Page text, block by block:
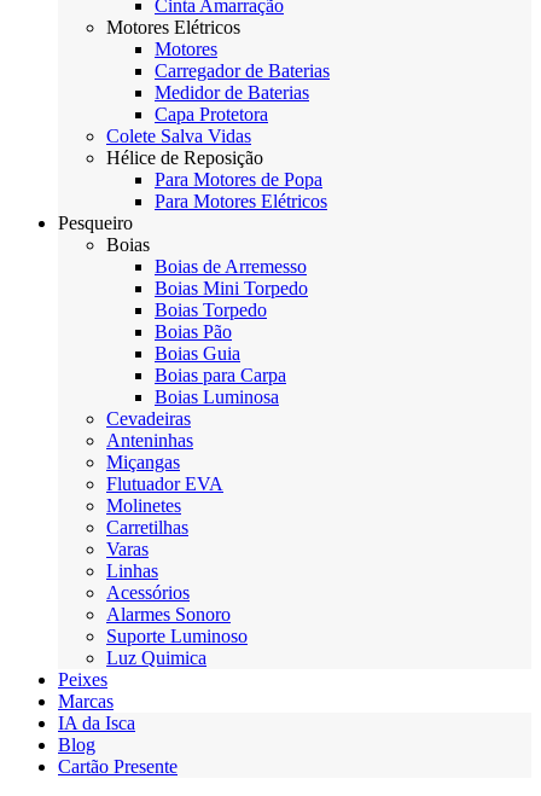
Cinta Amarração
Motores Elétricos
Motores
Carregador de Baterias
Medidor de Baterias
Capa Protetora
Colete Salva Vidas
Hélice de Reposição
Para Motores de Popa
Para Motores Elétricos
Pesqueiro
Boias
Boias de Arremesso
Boias Mini Torpedo
Boias Torpedo
Boias Pão
Boias Guia
Boias para Carpa
Boias Luminosa
Cevadeiras
Anteninhas
Miçangas
Flutuador EVA
Molinetes
Carretilhas
Varas
Linhas
Acessórios
Alarmes Sonoro
Suporte Luminoso
Luz Quimica
Peixes
Marcas
IA da Isca
Blog
Cartão Presente